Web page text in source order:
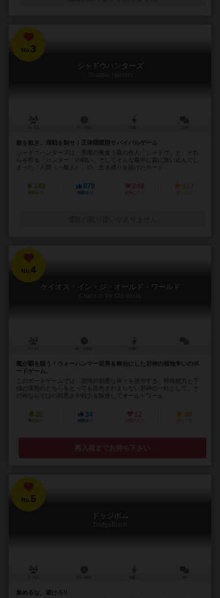
No.3
シャドウハンターズ
Shadow Hunters
敵を欺き、混戦を制せ！正体隠匿型サバイバルゲーム
シャドウハンターズは、悪魔の巣食う森の住人「シャドウ」と、それ
らを狩る「ハンター」の戦い、そしてそんな最中に森に迷い込んでし
まった「人間（一般人）」の、生き残りを賭けたカード...
249
興味あり
878
経験あり
249
お気に入り
317
持ってる
No.4
ケイオス・イン・ジ・オールド・ワールド
Chaos in the Old World
魔が覇を競う！ウォーハンマー世界を舞台にした邪神の領地争いのボ
ードゲーム。
このボードゲームでは、混沌の邪悪な神々を担当する。特殊能力と下
僕の軍勢のどちらをとっても異色きわまりない邪神の一柱として、そ
の神ならではの邪悪さや戦力を駆使してオールドワール...
30
興味あり
34
経験あり
12
お気に入り
49
持ってる
再入荷までお待ち下さい
No.5
ドッジボム
DodgeBomb
集めるな、避けろ!!